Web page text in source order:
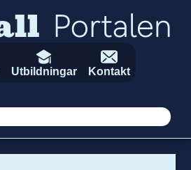
Utbildningar
Kontakt